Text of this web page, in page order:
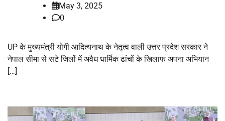
May 3, 2025
0
UP के मुख्यमंत्री योगी आदित्यनाथ के नेतृत्व वाली उत्तर प्रदेश सरकार ने
नेपाल सीमा से सटे जिलों में अवैध धार्मिक ढांचों के खिलाफ अपना अभियान
[…]